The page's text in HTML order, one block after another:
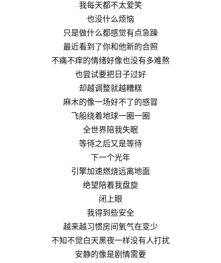
我每天都不太爱笑
也没什么烦恼
只是做什么都感觉有点急躁
最近看到了你和他新的合照
不痛不痒的情绪好像也没有多难熬
也尝试要把日子过好
却越调整就越糟糕
麻木的像一场好不了的感冒
飞船绕着地球一圈一圈
全世界陪我失眠
等待之后又是等待
下一个光年
引擎加速燃烧远离地面
绝望陪着我盘旋
闭上眼
我得到些安全
越来越习惯房间氧气在变少
不知不觉白天黑夜一样没有人打扰
安静的像是剧情需要